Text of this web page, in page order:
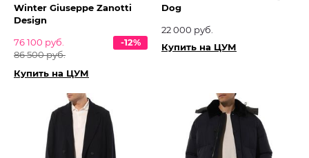
Winter Giuseppe Zanotti
Design
76 100 руб.
86 500 руб.
-12%
Купить на ЦУМ
Dog
22 000 руб.
Купить на ЦУМ